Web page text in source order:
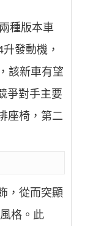
種版本車
發動機，
該新車有望
爭對手主要
座椅，第二
，從而突顯
格。此